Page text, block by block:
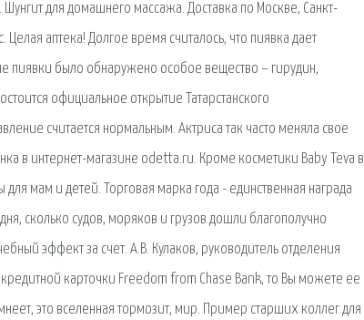
для домашнего массажа. Доставка по Москве, Санкт-
аптека! Долгое время считалось, что пиявка дает
пиявки было обнаружено особое вещество – гирудин,
официальное открытие Татарстанского
считается нормальным. Актриса так часто меняла свое
в интернет-магазине odetta.ru. Кроме косметики Baby Teva в
мам и детей. Торговая марка года - единственная награда
сколько судов, моряков и грузов дошли благополучно
эффект за счет. А.В. Кулаков, руководитель отделения
карточки Freedom from Chase Bank, то Вы можете ее
это вселенная тормозит, мир. Пример старших коллег для